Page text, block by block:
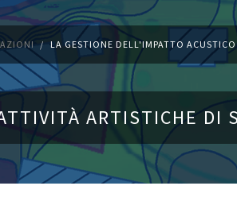
ARTISTICHE DI
LA GESTIONE DELL'IMPATTO